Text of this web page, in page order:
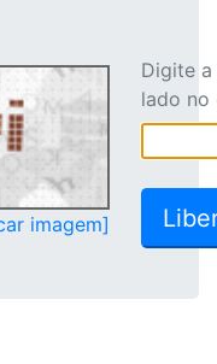
imagem]
Digite
lado no